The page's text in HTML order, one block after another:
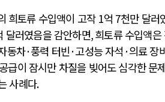
희토류 수입액이 고작 1억 7천만 달러
달러였음을 감안하면,희토류 수입액은
동차·풍력 터빈 ·고성능 자석 ·의료 장
공급이 잠시만 차질을 빚어도 심각한 문
사례다.